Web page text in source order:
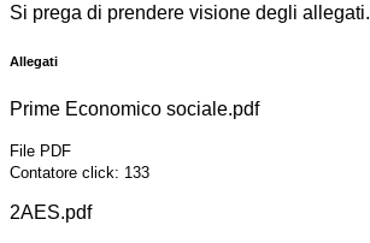
Si prega di prendere visione degli allegati.
Allegati
Prime Economico sociale.pdf
File PDF
Contatore click: 133
2AES.pdf